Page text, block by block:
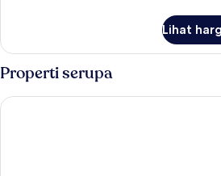
BUNGALOW
MOREA
5
PAX
Lihat
Properti serupa
Lisbon South Hostel